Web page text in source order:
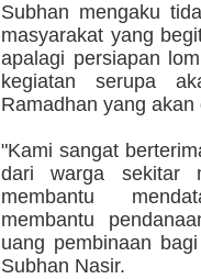
Subhan mengaku
masyarakat yang
apalagi persiapan
kegiatan serupa
Ramadhan yang
"Kami sangat
dari warga sekitar
membantu
membantu
uang pembinaan
Subhan Nasir.